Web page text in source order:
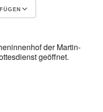
der Martin-
geöffnet.